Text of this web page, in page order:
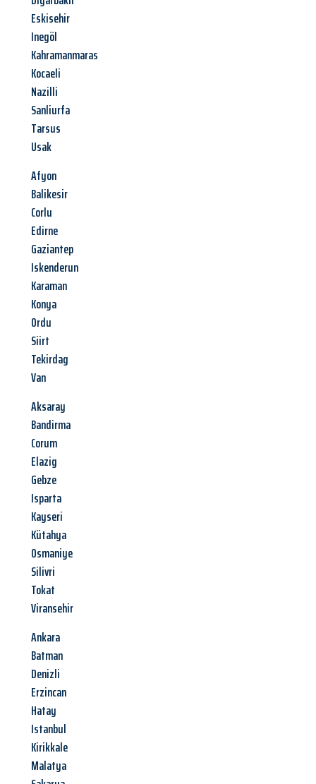
Eskisehir
Inegöl
Kahramanmaras
Kocaeli
Nazilli
Sanliurfa
Tarsus
Usak
Afyon
Balikesir
Corlu
Edirne
Gaziantep
Iskenderun
Karaman
Konya
Ordu
Siirt
Tekirdag
Van
Aksaray
Bandirma
Corum
Elazig
Gebze
Isparta
Kayseri
Kütahya
Osmaniye
Silivri
Tokat
Viransehir
Ankara
Batman
Denizli
Erzincan
Hatay
Istanbul
Kirikkale
Malatya